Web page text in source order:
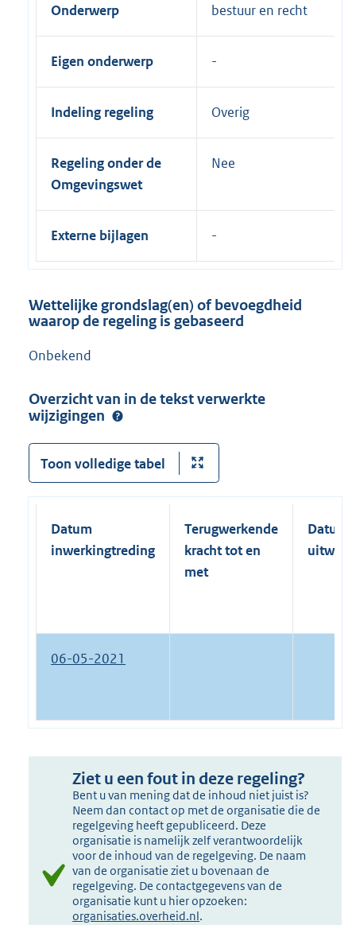
Onderwerp bestuur en recht
Eigen onderwerp
Indeling regeling Overig
Regeling onder de
Omgevingswet
Nee
Externe bijlagen
Wettelijke grondslag(en) of bevoegdheid
waarop de regeling is gebaseerd
Onbekend
Overzicht van in de tekst verwerkte
wijzigingen
Toon volledige tabel
Datum
inwerkingtreding
Terugwerkende
kracht tot en
met
Datum
06-05-2021
Ziet u een fout in deze regeling?
Bent u van mening dat de inhoud niet juist is?
Neem dan contact op met de organisatie die de
regelgeving heeft gepubliceerd. Deze
organisatie is namelijk zelf verantwoordelijk
voor de inhoud van de regelgeving. De naam
van de organisatie ziet u bovenaan de
regelgeving. De contactgegevens van de
organisatie kunt u hier opzoeken:
organisaties.overheid.nl.